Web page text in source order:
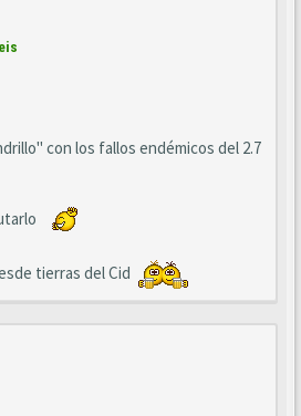
con los fallos endémicos del 2.7
tierras del Cid